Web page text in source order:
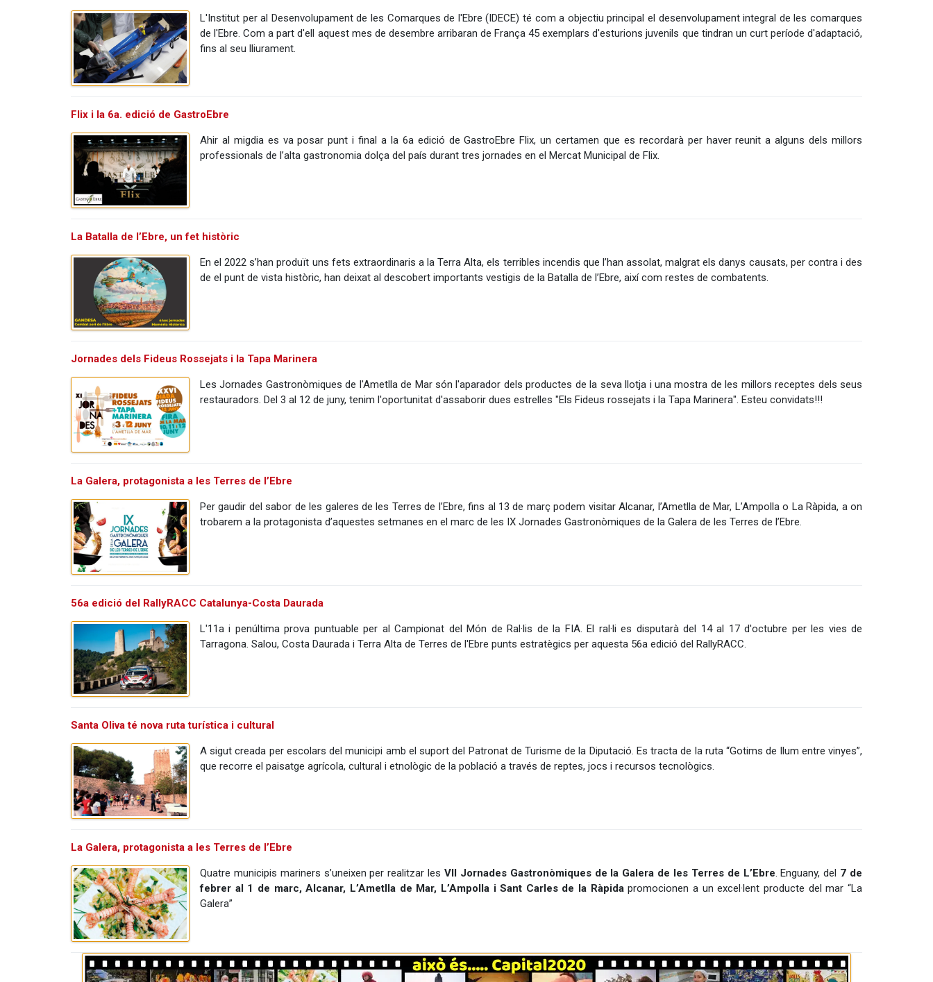
L'Institut per al Desenvolupament de les Comarques de l'Ebre (IDECE) té com a objectiu principal el desenvolupament integral de les comarques
de l'Ebre. Com a part d'ell aquest mes de desembre arribaran de França 45 exemplars d'esturions juvenils que tindran un curt període d'adaptació,
fins al seu lliurament.
Flix i la 6a. edició de GastroEbre
Ahir al migdia es va posar punt i final a la 6a edició de GastroEbre Flix, un certamen que es recordarà per haver reunit a alguns dels millors
professionals de l’alta gastronomia dolça del país durant tres jornades en el Mercat Municipal de Flix.
La Batalla de l’Ebre, un fet històric
En el 2022 s’han produït uns fets extraordinaris a la Terra Alta, els terribles incendis que l’han assolat, malgrat els danys causats, per contra i des
de el punt de vista històric, han deixat al descobert importants vestigis de la Batalla de l’Ebre, així com restes de combatents.
Jornades dels Fideus Rossejats i la Tapa Marinera
Les Jornades Gastronòmiques de l'Ametlla de Mar són l'aparador dels productes de la seva llotja i una mostra de les millors receptes dels seus
restauradors. Del 3 al 12 de juny, tenim l'oportunitat d'assaborir dues estrelles "Els Fideus rossejats i la Tapa Marinera". Esteu convidats!!!
La Galera, protagonista a les Terres de l’Ebre
Per gaudir del sabor de les galeres de les Terres de l’Ebre, fins al 13 de març podem visitar Alcanar, l’Ametlla de Mar, L’Ampolla o La Ràpida, a on
trobarem a la protagonista d’aquestes setmanes en el marc de les IX Jornades Gastronòmiques de la Galera de les Terres de l’Ebre.
56a edició del RallyRACC Catalunya-Costa Daurada
L'11a i penúltima prova puntuable per al Campionat del Món de Ral·lis de la FIA. El ral·li es disputarà del 14 al 17 d'octubre per les vies de
Tarragona. Salou, Costa Daurada i Terra Alta de Terres de l'Ebre punts estratègics per aquesta 56a edició del RallyRACC.
Santa Oliva té nova ruta turística i cultural
A sigut creada per escolars del municipi amb el suport del Patronat de Turisme de la Diputació. Es tracta de la ruta “Gotims de llum entre vinyes”,
que recorre el paisatge agrícola, cultural i etnològic de la població a través de reptes, jocs i recursos tecnològics.
La Galera, protagonista a les Terres de l’Ebre
Quatre municipis mariners s’uneixen per realitzar les VII Jornades Gastronòmiques de la Galera de les Terres de L’Ebre. Enguany, del 7 de
febrer al 1 de marc, Alcanar, L’Ametlla de Mar, L’Ampolla i Sant Carles de la Ràpidapromocionen a un excel·lent producte del mar “La
Galera”